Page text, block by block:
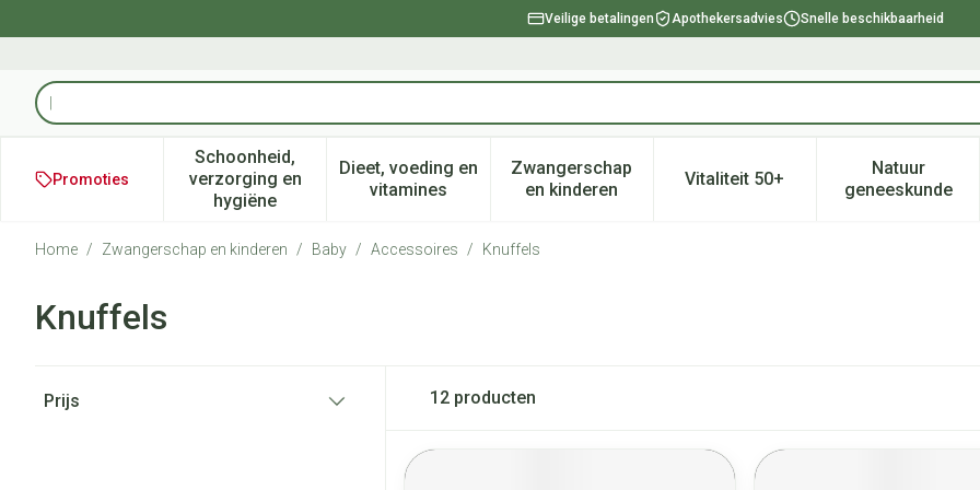
Veilige betalingen Apothekersadvies Snelle beschikbaarheid
Product, merk, categorie...
Promoties
Schoonheid,
verzorging en
hygiëne
Toon submenu voor Schoonheid, verzorging en hygiëne categorie
Dieet, voeding en
vitaminesToon submenu voor Dieet, voeding en vitamines categorie
Zwangerschap
en kinderenToon submenu voor Zwangerschap en kinderen
Vitaliteit 50+Toon submenu voor Vitaliteit
Natuur
geneeskunde
Toon
Home / Zwangerschap en kinderen / Baby / Accessoires / Knuffels
Knuffels
Prijs
12 producten